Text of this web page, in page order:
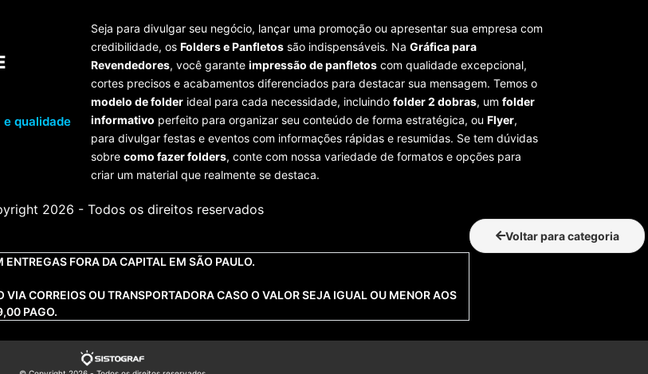
qualidade
Seja para divulgar seu negócio, lançar uma promoção ou apresentar sua empresa com
credibilidade, os Folders e Panfletos são indispensáveis. Na Gráfica para
Revendedores, você garante impressão de panfletos com qualidade excepcional,
cortes precisos e acabamentos diferenciados para destacar sua mensagem. Temos o
modelo de folder ideal para cada necessidade, incluindo folder 2 dobras, um folder
informativo perfeito para organizar seu conteúdo de forma estratégica, ou Flyer,
para divulgar festas e eventos com informações rápidas e resumidas. Se tem dúvidas
sobre como fazer folders, conte com nossa variedade de formatos e opções para
criar um material que realmente se destaca.
2026 - Todos os direitos reservados
Voltar para categoria
FORA DA CAPITAL EM SÃO PAULO.
CORREIOS OU TRANSPORTADORA CASO O VALOR SEJA IGUAL OU MENOR AOS
PAGO.